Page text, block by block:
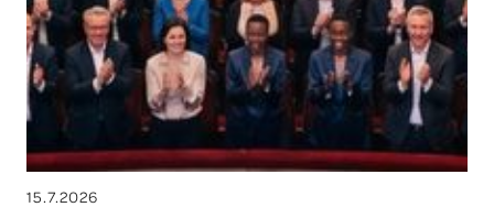
15.7.2026